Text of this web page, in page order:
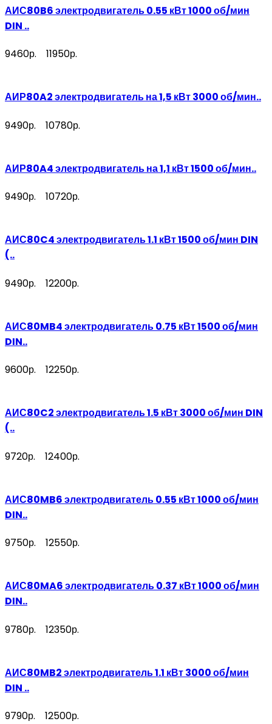
АИС80B6 электродвигатель 0.55 кВт 1000 об/мин
DIN ..
9460р. 11950р.
АИР80A2 электродвигатель на 1,5 кВт 3000 об/мин..
9490р. 10780р.
АИР80A4 электродвигатель на 1,1 кВт 1500 об/мин..
9490р. 10720р.
АИС80C4 электродвигатель 1.1 кВт 1500 об/мин DIN
(..
9490р. 12200р.
АИС80MB4 электродвигатель 0.75 кВт 1500 об/мин
DIN..
9600р. 12250р.
АИС80C2 электродвигатель 1.5 кВт 3000 об/мин DIN
(..
9720р. 12400р.
АИС80MB6 электродвигатель 0.55 кВт 1000 об/мин
DIN..
9750р. 12550р.
АИС80MA6 электродвигатель 0.37 кВт 1000 об/мин
DIN..
9780р. 12350р.
АИС80MB2 электродвигатель 1.1 кВт 3000 об/мин
DIN ..
9790р. 12500р.